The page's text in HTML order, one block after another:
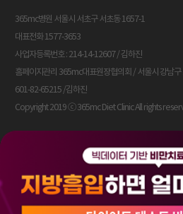
365mc병원 서울시 서초구 서초동 1657-1
대표전화 1577-3653
사업자등록번호 : 214-14-12607 / 김하진
홈페이지관리 365mc대표원장협의회 / 서울시 강남
601-82-65215 /김하진
Copyright 2019 ⓒ 365mc Diet Clinic All rights